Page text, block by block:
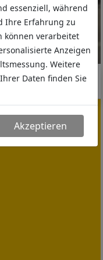
essenziell, während
Ihre Erfahrung zu
können verarbeitet
Anzeigen
Weitere
Daten finden Sie
Akzeptieren